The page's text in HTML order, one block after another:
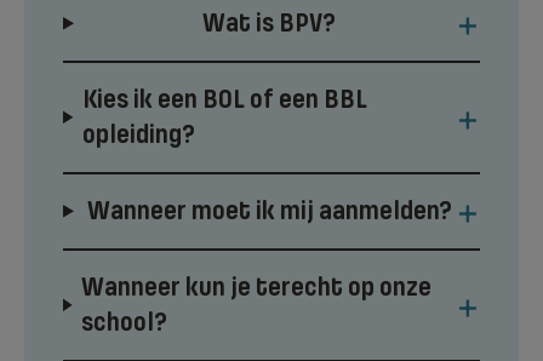
Wat is BPV? +
Kies ik een BOL of een BBL
opleiding?
+
Wanneer moet ik mij aanmelden? +
Wanneer kun je terecht op onze
school?
+